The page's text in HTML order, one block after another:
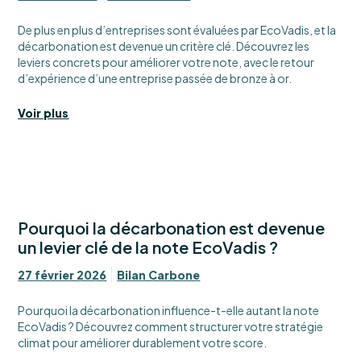
De plus en plus d’entreprises sont évaluées par EcoVadis, et la
décarbonation est devenue un critère clé. Découvrez les
leviers concrets pour améliorer votre note, avec le retour
d’expérience d’une entreprise passée de bronze à or.
Voir plus
Pourquoi la décarbonation est devenue
un levier clé de la note EcoVadis ?
27 février 2026 Bilan Carbone
Pourquoi la décarbonation influence-t-elle autant la note
EcoVadis ? Découvrez comment structurer votre stratégie
climat pour améliorer durablement votre score.